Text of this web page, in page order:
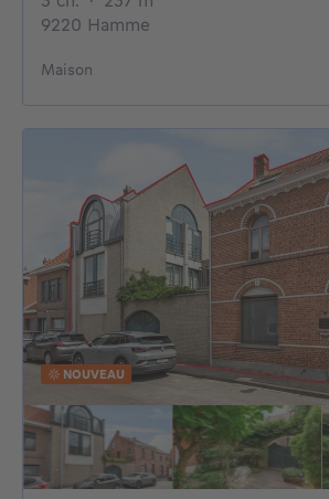
9220 Hamme
Maison
NOUVEAU